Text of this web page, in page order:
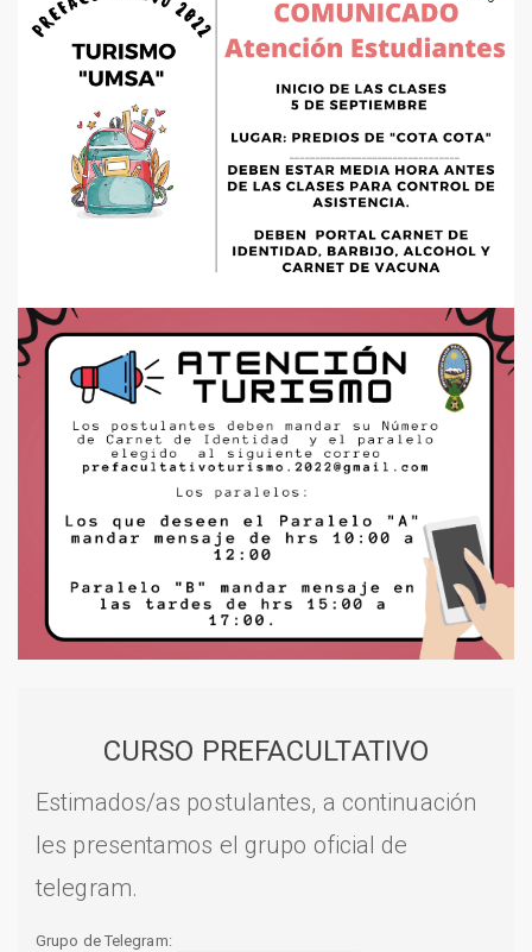
CURSO PREFACULTATIVO
Estimados/as postulantes, a continuación
les presentamos el grupo oficial de
telegram.
Grupo de Telegram: